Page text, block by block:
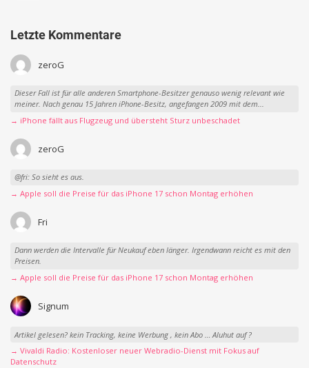
Letzte Kommentare
zeroG
Dieser Fall ist für alle anderen Smartphone-Besitzer genauso wenig relevant wie
meiner. Nach genau 15 Jahren iPhone-Besitz, angefangen 2009 mit dem...
→ iPhone fällt aus Flugzeug und übersteht Sturz unbeschadet
zeroG
@fri: So sieht es aus.
→ Apple soll die Preise für das iPhone 17 schon Montag erhöhen
Fri
Dann werden die Intervalle für Neukauf eben länger. Irgendwann reicht es mit den
Preisen.
→ Apple soll die Preise für das iPhone 17 schon Montag erhöhen
Signum
Artikel gelesen? kein Tracking, keine Werbung , kein Abo … Aluhut auf ?
→ Vivaldi Radio: Kostenloser neuer Webradio-Dienst mit Fokus auf
Datenschutz